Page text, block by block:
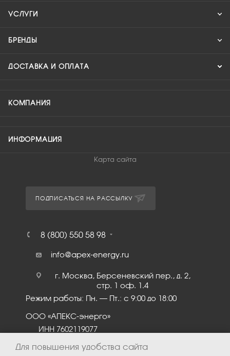
УСЛУГИ
БРЕНДЫ
ДОСТАВКА И ОПЛАТА
КОМПАНИЯ
ИНФОРМАЦИЯ
Карта сайта
ПОДПИСАТЬСЯ НА РАССЫЛКУ
8 (800) 550 58 98
info@apex-energy.ru
г. Москва, Берсеневский пер., д. 2,
стр. 1 оф. 1.4
Режим работы: Пн. – Пт.: с 9:00 до 18:00
ООО «АПЕКС-энерго»
ИНН 7602119077
Для повышения удобства сайта